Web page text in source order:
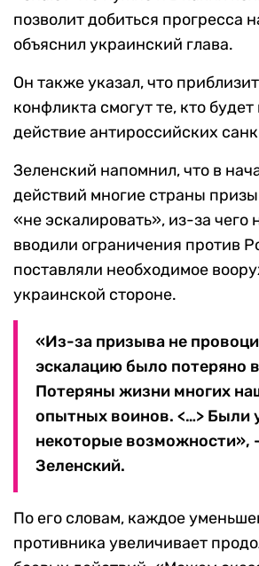
позволит добиться прогресса
объяснил украинский глава.
Он также указал, что
конфликта смогут те, кто
действие антироссийских
Зеленский напомнил, что в
действий многие страны
«не эскалировать», из-за чего
вводили ограничения против
поставляли необходимое
украинской стороне.
«Из-за призыва не
эскалацию было потеряно
Потеряны жизни многих
опытных воинов. <…> Были
некоторые возможности»,
Зеленский.
По его словам, каждое
противника увеличивает